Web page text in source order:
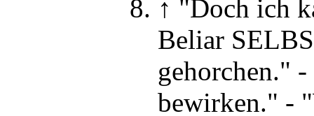
↑ "Doch ich
Beliar
gehorchen." -
bewirken." -